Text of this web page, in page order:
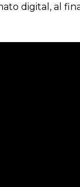
digital, al